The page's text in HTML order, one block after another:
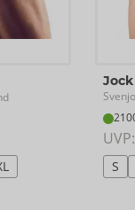
Jock
UVP:
S